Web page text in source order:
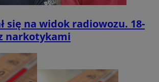
się na widok radiowozu. 18-
narkotykami